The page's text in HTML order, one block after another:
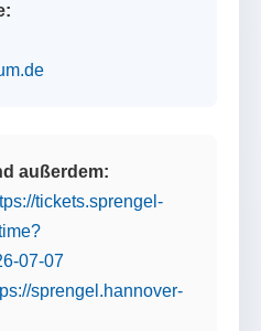
außerdem:
tickets.sprengel-
07-07
sprengel.hannover-